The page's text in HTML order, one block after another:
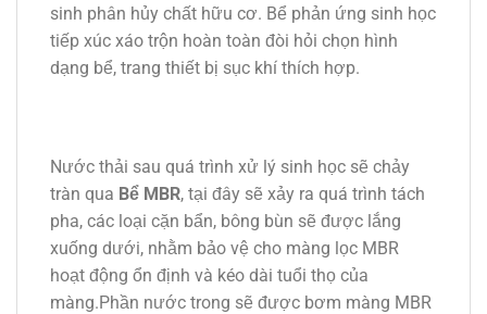
sinh phân hủy chất hữu cơ. Bể phản ứng sinh học
tiếp xúc xáo trộn hoàn toàn đòi hỏi chọn hình
dạng bể, trang thiết bị sục khí thích hợp.
Nước thải sau quá trình xử lý sinh học sẽ chảy
tràn qua Bể MBR, tại đây sẽ xảy ra quá trình tách
pha, các loại cặn bẩn, bông bùn sẽ được lắng
xuống dưới, nhằm bảo vệ cho màng lọc MBR
hoạt động ổn định và kéo dài tuổi thọ của
màng.Phần nước trong sẽ được bơm màng MBR